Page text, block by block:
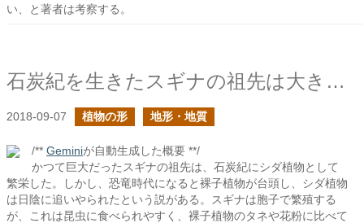
い、と著者は考察する。
石炭紀を生きたスギナの祖先は大きかった
2018-09-07 植物の形 地形・地質
/** Geminiが自動生成した概要 **/
かつて巨大だったスギナの祖先は、石炭紀にシダ植物として
繁栄した。しかし、恐竜時代になると裸子植物が台頭し、シダ植物
は日陰に追いやられたという説がある。スギナは胞子で繁殖する
が、これは昆虫に食べられやすく、裸子植物のタネや花粉に比べて